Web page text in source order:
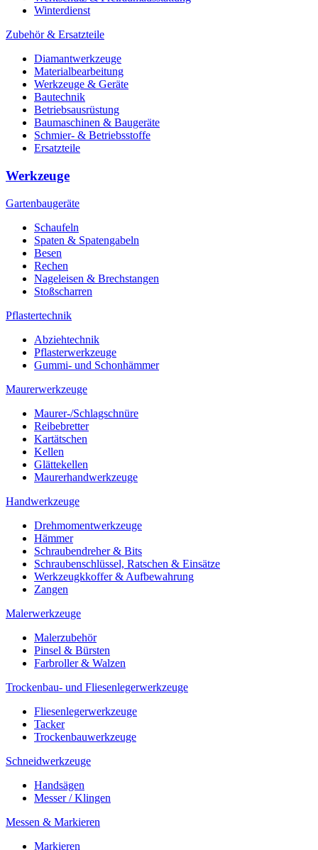
Winterdienst
Zubehör & Ersatzteile
Diamantwerkzeuge
Materialbearbeitung
Werkzeuge & Geräte
Bautechnik
Betriebsausrüstung
Baumaschinen & Baugeräte
Schmier- & Betriebsstoffe
Ersatzteile
Werkzeuge
Gartenbaugeräte
Schaufeln
Spaten & Spatengabeln
Besen
Rechen
Nageleisen & Brechstangen
Stoßscharren
Pflastertechnik
Abziehtechnik
Pflasterwerkzeuge
Gummi- und Schonhämmer
Maurerwerkzeuge
Maurer-/Schlagschnüre
Reibebretter
Kartätschen
Kellen
Glättekellen
Maurerhandwerkzeuge
Handwerkzeuge
Drehmomentwerkzeuge
Hämmer
Schraubendreher & Bits
Schraubenschlüssel, Ratschen & Einsätze
Werkzeugkkoffer & Aufbewahrung
Zangen
Malerwerkzeuge
Malerzubehör
Pinsel & Bürsten
Farbroller & Walzen
Trockenbau- und Fliesenlegerwerkzeuge
Fliesenlegerwerkzeuge
Tacker
Trockenbauwerkzeuge
Schneidwerkzeuge
Handsägen
Messer / Klingen
Messen & Markieren
Markieren